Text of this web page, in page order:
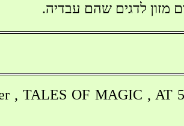
מזון לדגים שהם עבדיה.
, TALES OF MAGIC , AT